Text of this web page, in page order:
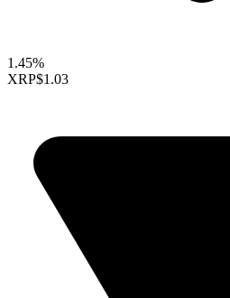
1.45%
XRP$1.03